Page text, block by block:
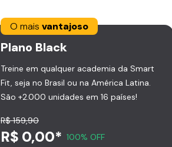
O mais vantajoso
Plano Black
Treine em qualquer academia da Smart
Fit, seja no Brasil ou na América Latina.
São +2.000 unidades em 16 países!
R$ 159,90
R$ 0,00* 100% OFF